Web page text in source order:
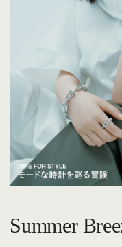
Summer